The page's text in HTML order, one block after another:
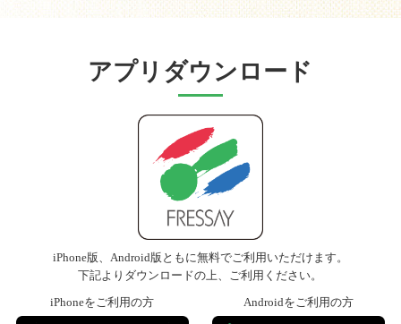
アプリダウンロード
iPhone版、Android版ともに無料でご利用いただけます。
下記よりダウンロードの上、ご利用ください。
iPhoneをご利用の方
Androidをご利用の方